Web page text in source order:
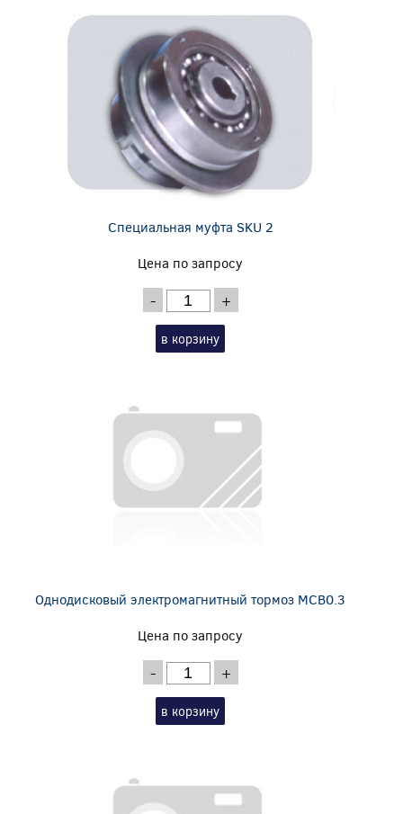
Специальная муфта SKU 2
Цена по запросу
- +
в корзину
Однодисковый электромагнитный тормоз MCB0.3
Цена по запросу
- +
в корзину